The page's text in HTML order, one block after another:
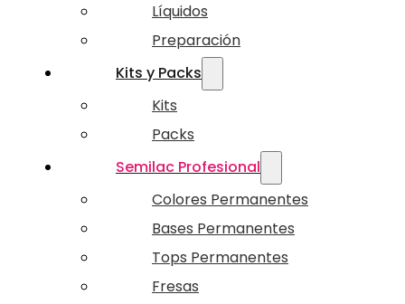
Líquidos
Preparación
Kits y Packs
Kits
Packs
Semilac Profesional
Colores Permanentes
Bases Permanentes
Tops Permanentes
Fresas